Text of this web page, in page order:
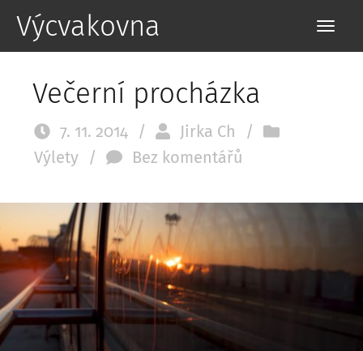
Výcvakovna
Večerní procházka
7. 11. 2014 / Jirka Ch
/
Výlety
/ Bez komentářů